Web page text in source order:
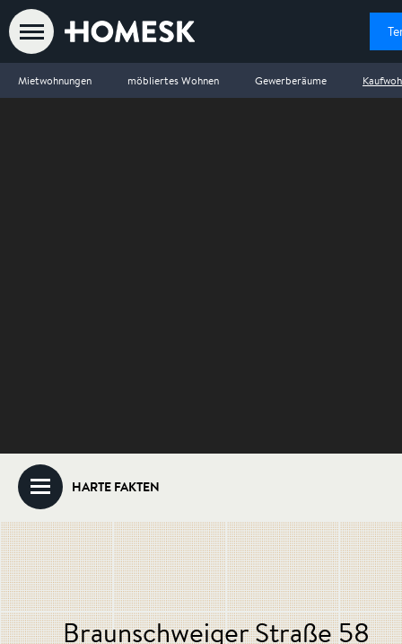
Mietwohnungen möbliertes Wohnen Gewerberäume
HARTE FAKTEN
Braunschweiger Straße 58